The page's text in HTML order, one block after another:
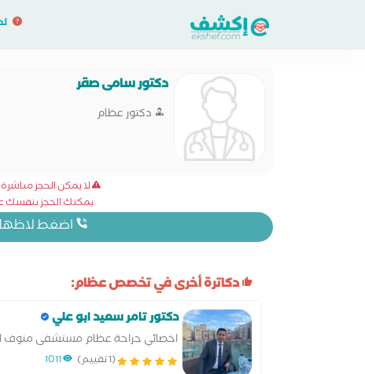
دكتور سامى صقر
دكتور عظام
لا يمكن الحجز
يمكنك الحجز بنفسك
اضغط لاظهار
دكاترة أخرى في تخصص عظام:
دكتور تامر سعيد ابو علي
اخصائي جراحة عظام مستشفى منوف
(1 تقييم) 1011